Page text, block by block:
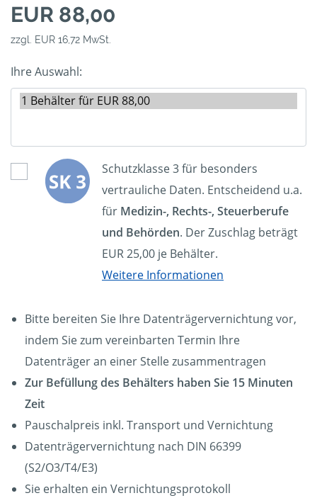
EUR 88,00
zzgl. EUR 16,72 MwSt.
Ihre Auswahl:
Schutzklasse 3 für besonders
vertrauliche Daten. Entscheidend u.a.
für Medizin-, Rechts-, Steuerberufe
und Behörden. Der Zuschlag beträgt
EUR 25,00 je Behälter.
Weitere Informationen
Bitte bereiten Sie Ihre Datenträgervernichtung vor,
indem Sie zum vereinbarten Termin Ihre
Datenträger an einer Stelle zusammentragen
Zur Befüllung des Behälters haben Sie 15 Minuten
Zeit
Pauschalpreis inkl. Transport und Vernichtung
Datenträgervernichtung nach DIN 66399
(S2/O3/T4/E3)
Sie erhalten ein Vernichtungsprotokoll